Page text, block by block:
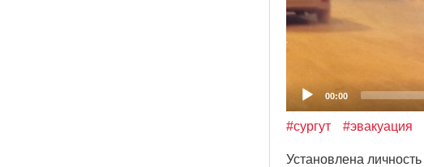
00:00
#сургут #эвакуация
Установлена личность